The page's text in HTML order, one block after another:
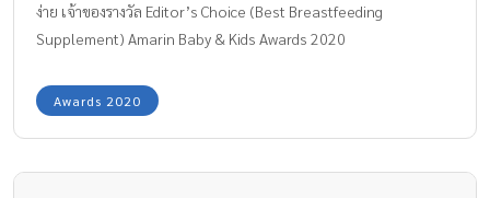
ง่าย เจ้าของรางวัล Editor’s Choice (Best Breastfeeding
Supplement) Amarin Baby & Kids Awards 2020
Awards 2020